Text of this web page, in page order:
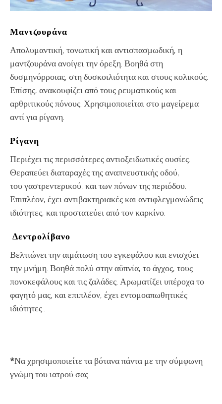
Μαντζουράνα
Απολυμαντική, τονωτική και αντισπασμωδική, η
μαντζουράνα ανοίγει την όρεξη. Βοηθά στη
δυσμηνόρροιας, στη δυσκοιλιότητα και στους κολικούς.
Επίσης, ανακουφίζει από τους ρευματικούς και
αρθριτικούς πόνους. Χρησιμοποιείται στο μαγείρεμα
αντί για ρίγανη.
Ρίγανη
Περιέχει τις περισσότερες αντιοξειδωτικές ουσίες.
Θεραπεύει διαταραχές της αναπνευστικής οδού,
του γαστρεντερικού, και των πόνων της περιόδου.
Επιπλέον, έχει αντιβακτηριακές και αντιφλεγμονώδεις
ιδιότητες, και προστατεύει από τον καρκίνο.
Δεντρολίβανο
Βελτιώνει την αιμάτωση του εγκεφάλου και ενισχύει
την μνήμη. Βοηθά πολύ στην αϋπνία, το άγχος, τους
πονοκεφάλους και τις ζαλάδες. Αρωματίζει υπέροχα το
φαγητό μας, και επιπλέον, έχει εντομοαπωθητικές
ιδιότητες..
*Να χρησιμοποιείτε τα βότανα πάντα με την σύμφωνη
γνώμη του ιατρού σας